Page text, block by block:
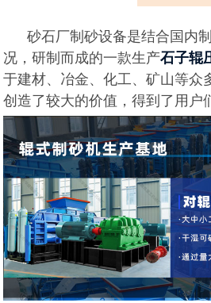
砂石厂制砂设备是结合国内
况，研制而成的一款生产石子辊
于建材、冶金、化工、矿山等众
创造了较大的价值，得到了用户